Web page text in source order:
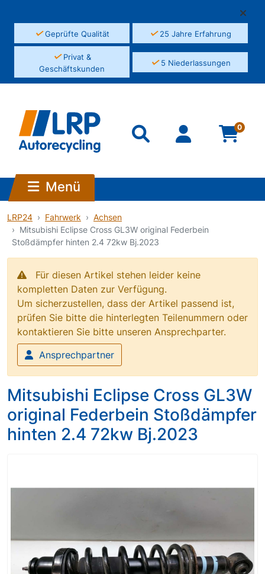
✓Geprüfte Qualität ✓25 Jahre Erfahrung
✓Privat &
Geschäftskunden
✓5 Niederlassungen
0
Menü
LRP24 Fahrwerk
Achsen
Mitsubishi Eclipse Cross GL3W original Federbein
Stoßdämpfer hinten 2.4 72kw Bj.2023
Für diesen Artikel stehen leider keine
kompletten Daten zur Verfügung.
Um sicherzustellen, dass der Artikel passend ist,
prüfen Sie bitte die hinterlegten Teilenummern oder
kontaktieren Sie bitte unseren Ansprechparter.
Ansprechpartner
Mitsubishi Eclipse Cross GL3W
original Federbein Stoßdämpfer
hinten 2.4 72kw Bj.2023